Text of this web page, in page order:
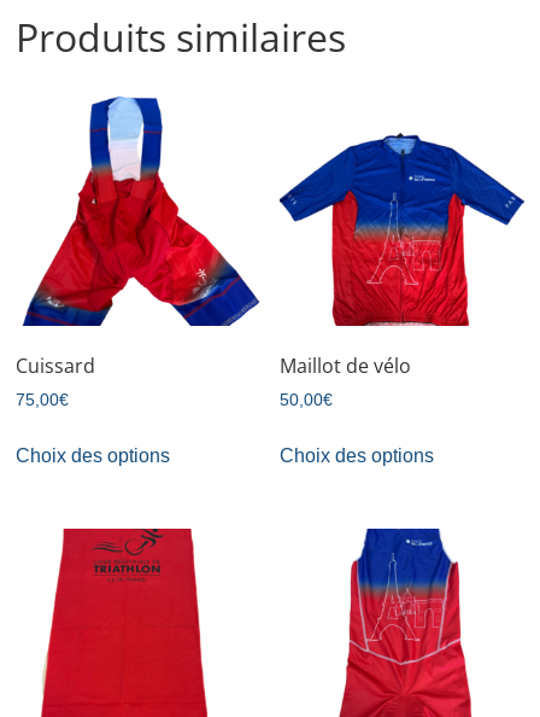
Produits similaires
Cuissard
75,00€
Choix des options
Maillot de vélo
50,00€
Choix des options